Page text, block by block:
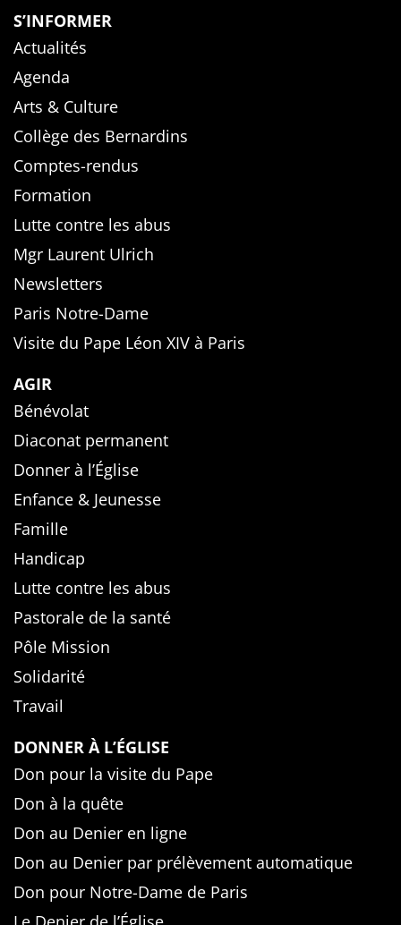
S’INFORMER
Actualités
Agenda
Arts & Culture
Collège des Bernardins
Comptes-rendus
Formation
Lutte contre les abus
Mgr Laurent Ulrich
Newsletters
Paris Notre-Dame
Visite du Pape Léon XIV à Paris
AGIR
Bénévolat
Diaconat permanent
Donner à l’Église
Enfance & Jeunesse
Famille
Handicap
Lutte contre les abus
Pastorale de la santé
Pôle Mission
Solidarité
Travail
DONNER À L’ÉGLISE
Don pour la visite du Pape
Don à la quête
Don au Denier en ligne
Don au Denier par prélèvement automatique
Don pour Notre-Dame de Paris